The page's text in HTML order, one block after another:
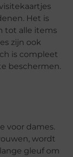
Het is
tot alle items
zijn ook
is compleet
beschermen.
voor dames.
wordt
gleuf om